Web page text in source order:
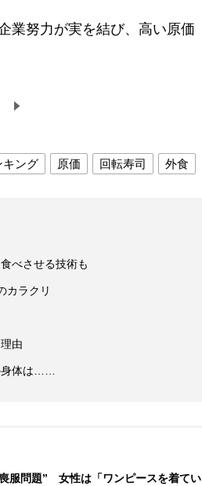
業努力が実を結び、高い原価
キング 原価 回転寿司 外食
べさせる技術も
カラクリ
由
身体は……
服問題” 女性は「ワンピースを着てい